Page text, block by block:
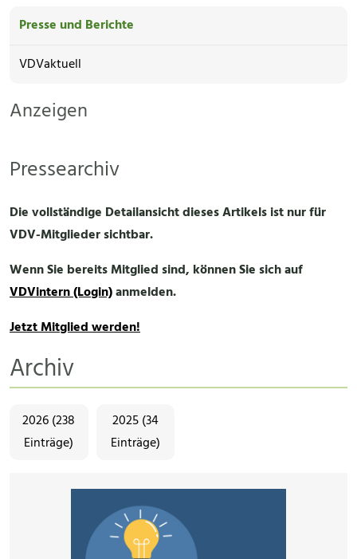
Presse und Berichte
VDVaktuell
Anzeigen
Pressearchiv
Die vollständige Detailansicht dieses Artikels ist nur für
VDV-Mitglieder sichtbar.
Wenn Sie bereits Mitglied sind, können Sie sich auf
VDVintern (Login)anmelden.
Jetzt Mitglied werden!
Archiv
2026 (238
Einträge)
2025 (34
Einträge)